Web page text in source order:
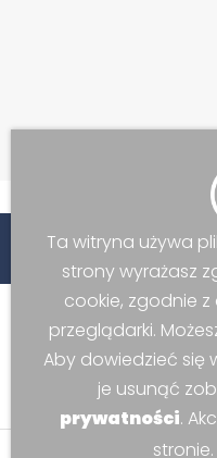
www -Centrum
Rozgrywki
Ta witryna używa
strony wyrażasz
cookie, zgodnie
przeglądarki.
Aby dowiedzieć się
je usunąć
prywatności.
stronie.